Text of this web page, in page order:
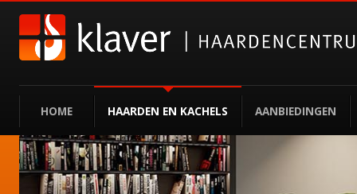
HOME HAARDEN EN KACHELS AANBIEDINGEN